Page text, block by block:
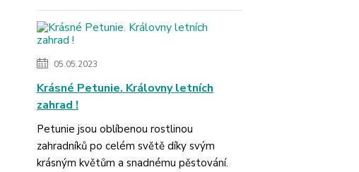
05.05.2023
Krásné Petunie. Královny letních
zahrad !
Petunie jsou oblíbenou rostlinou
zahradníků po celém světě díky svým
krásným květům a snadnému pěstování.